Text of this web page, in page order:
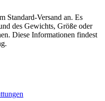
Standard-Versand an. Es
des Gewichts, Größe oder
Diese Informationen findest